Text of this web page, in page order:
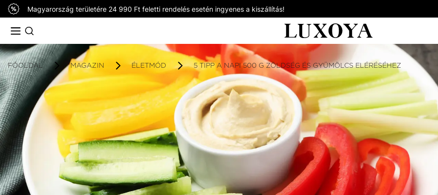
Magyarország területére 24 990 Ft feletti rendelés esetén ingyenes a kiszállítás!
FŐOLDAL MAGAZIN ÉLETMÓD 5 TIPP A NAPI 500 G ZÖLDSÉG ÉS GYÜMÖLCS ELÉRÉSÉHEZ